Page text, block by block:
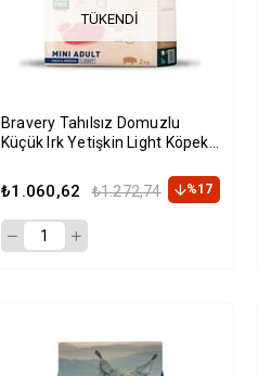
TÜKENDI
Bravery Tahılsız Domuzlu
Küçük Irk Yetişkin Light Köpek
₺1.060,62 ₺1.272,74 %17